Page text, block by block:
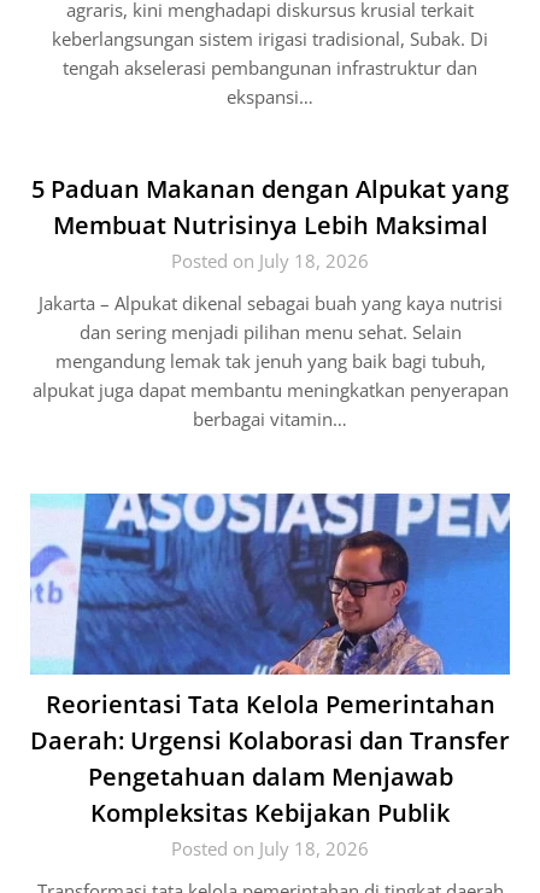
agraris, kini menghadapi diskursus krusial terkait
keberlangsungan sistem irigasi tradisional, Subak. Di
tengah akselerasi pembangunan infrastruktur dan
ekspansi…
5 Paduan Makanan dengan Alpukat yang
Membuat Nutrisinya Lebih Maksimal
Posted on July 18, 2026
Jakarta – Alpukat dikenal sebagai buah yang kaya nutrisi
dan sering menjadi pilihan menu sehat. Selain
mengandung lemak tak jenuh yang baik bagi tubuh,
alpukat juga dapat membantu meningkatkan penyerapan
berbagai vitamin…
Reorientasi Tata Kelola Pemerintahan
Daerah: Urgensi Kolaborasi dan Transfer
Pengetahuan dalam Menjawab
Kompleksitas Kebijakan Publik
Posted on July 18, 2026